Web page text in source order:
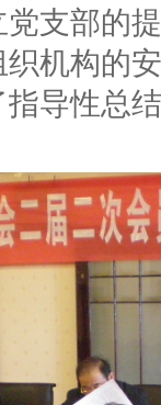
支部的
机构的
导性总